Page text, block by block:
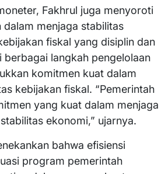
Fakhrul juga menyoroti
dalam menjaga stabilitas
fiskal yang disiplin dan
berbagai langkah pengelolaan
komitmen kuat dalam
kebijakan fiskal. “Pemerintah
yang kuat dalam menjaga
ekonomi,” ujarnya.
bahwa efisiensi
program pemerintah